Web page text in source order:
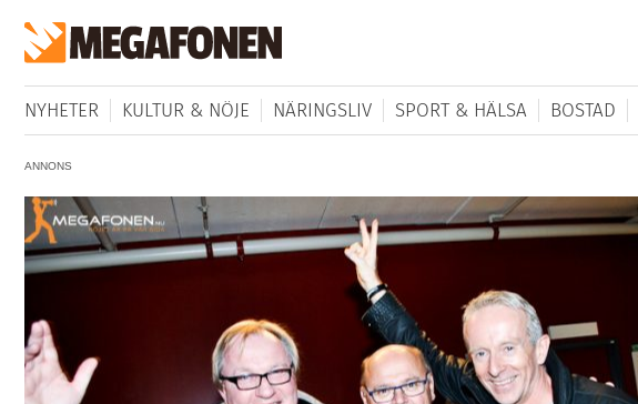
NYHETER KULTUR & NÖJE NÄRINGSLIV SPORT & HÄLSA BOSTAD
ANNONS